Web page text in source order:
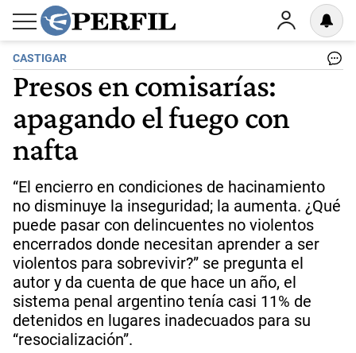
CASTIGAR
Presos en comisarías:
apagando el fuego con
nafta
“El encierro en condiciones de hacinamiento
no disminuye la inseguridad; la aumenta. ¿Qué
puede pasar con delincuentes no violentos
encerrados donde necesitan aprender a ser
violentos para sobrevivir?” se pregunta el
autor y da cuenta de que hace un año, el
sistema penal argentino tenía casi 11% de
detenidos en lugares inadecuados para su
“resocialización”.